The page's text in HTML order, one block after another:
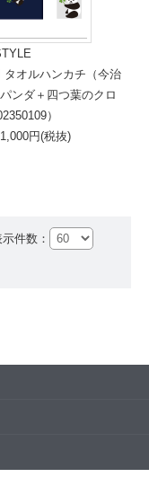
タオルハンカチ（今治
ンダ＋四つ葉のクロ
）
円(税抜)
件数：